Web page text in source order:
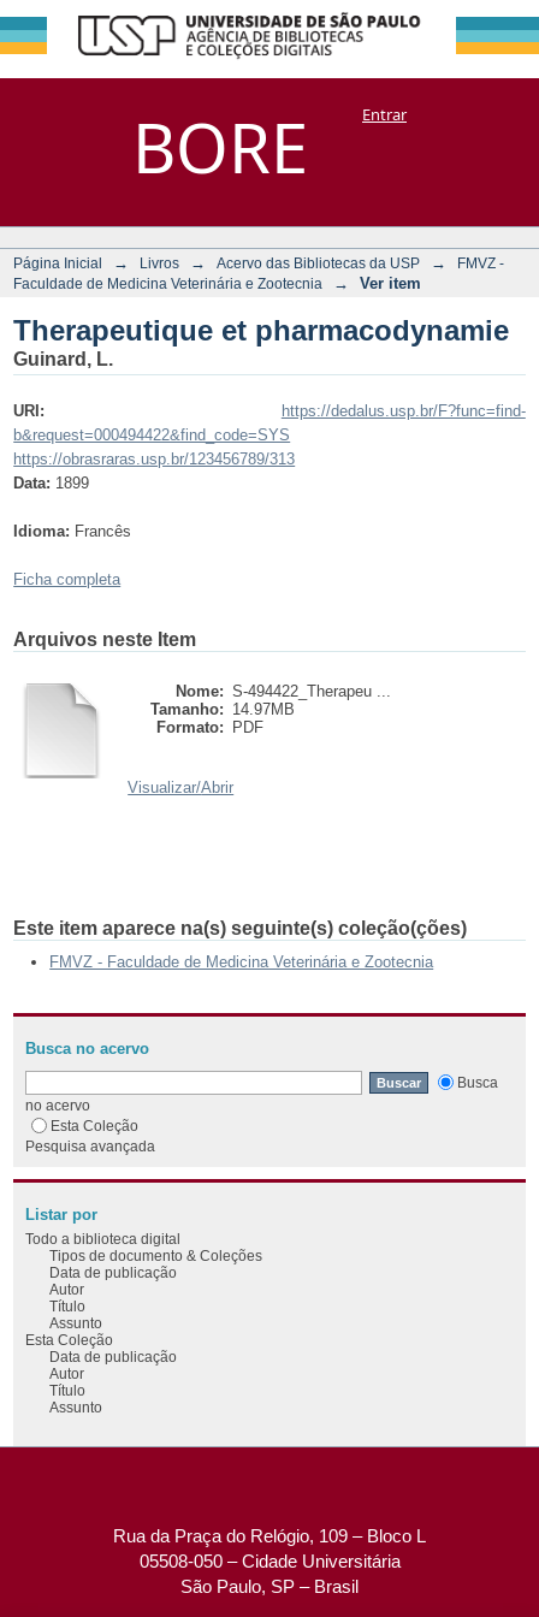
BORE
Therapeutique et
pharmacodynamie
DSpace/Manakin + CoriscoEntrar
Página Inicial → Livros → Acervo das Bibliotecas da USP →
FMVZ -
Faculdade de Medicina Veterinária e Zootecnia
→ Ver item
Therapeutique et pharmacodynamie
Guinard, L.
URI:
https://dedalus.usp.br/F?func=find-
b&request=000494422&find_code=SYS
https://obrasraras.usp.br/123456789/313
Data: 1899
Idioma: Francês
Ficha completa
Arquivos neste Item
Nome: S-494422_Therapeu ...
Tamanho: 14.97MB
Formato:
PDF
Visualizar/Abrir
Este item aparece na(s) seguinte(s) coleção(ções)
FMVZ - Faculdade de Medicina Veterinária e Zootecnia
Busca no acervo
Busca
no acervo
Esta Coleção
Pesquisa avançada
Listar por
Todo a biblioteca digital
Tipos de documento & Coleções
Data de publicação
Autor
Título
Assunto
Esta Coleção
Data de publicação
Autor
Título
Assunto
Rua da Praça do Relógio, 109 – Bloco L
05508-050 – Cidade Universitária
São Paulo, SP – Brasil